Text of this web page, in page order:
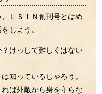
ﾌﾗｲﾄへ！
再教育の話
ＬＳＩＮ創刊号とはめ
しよう。
けっして難しくはない
知っているじゃろう。
ば外敵から身を守らな